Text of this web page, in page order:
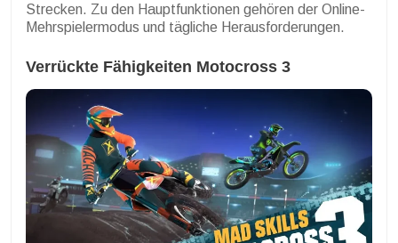
Strecken. Zu den Hauptfunktionen gehören der Online-
Mehrspielermodus und tägliche Herausforderungen.
Verrückte Fähigkeiten Motocross 3